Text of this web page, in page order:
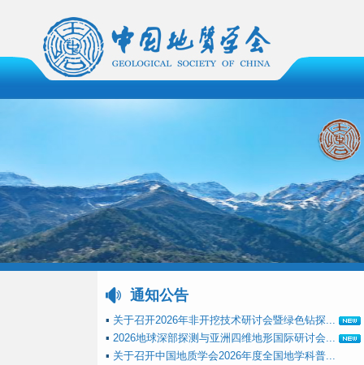
通知公告
▪ 关于召开2026年非开挖技术研讨会暨绿色钻探...
▪ 2026地球深部探测与亚洲四维地形国际研讨会...
▪ 关于召开中国地质学会2026年度全国地学科普...